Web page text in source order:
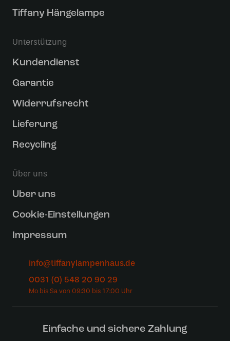
Tiffany Hängelampe
Unterstützung
Kundendienst
Garantie
Widerrufsrecht
Lieferung
Recycling
Über uns
Uber uns
Cookie-Einstellungen
Impressum
info@tiffanylampenhaus.de
0031 (0) 548 20 90 29
Einfache und sichere Zahlung